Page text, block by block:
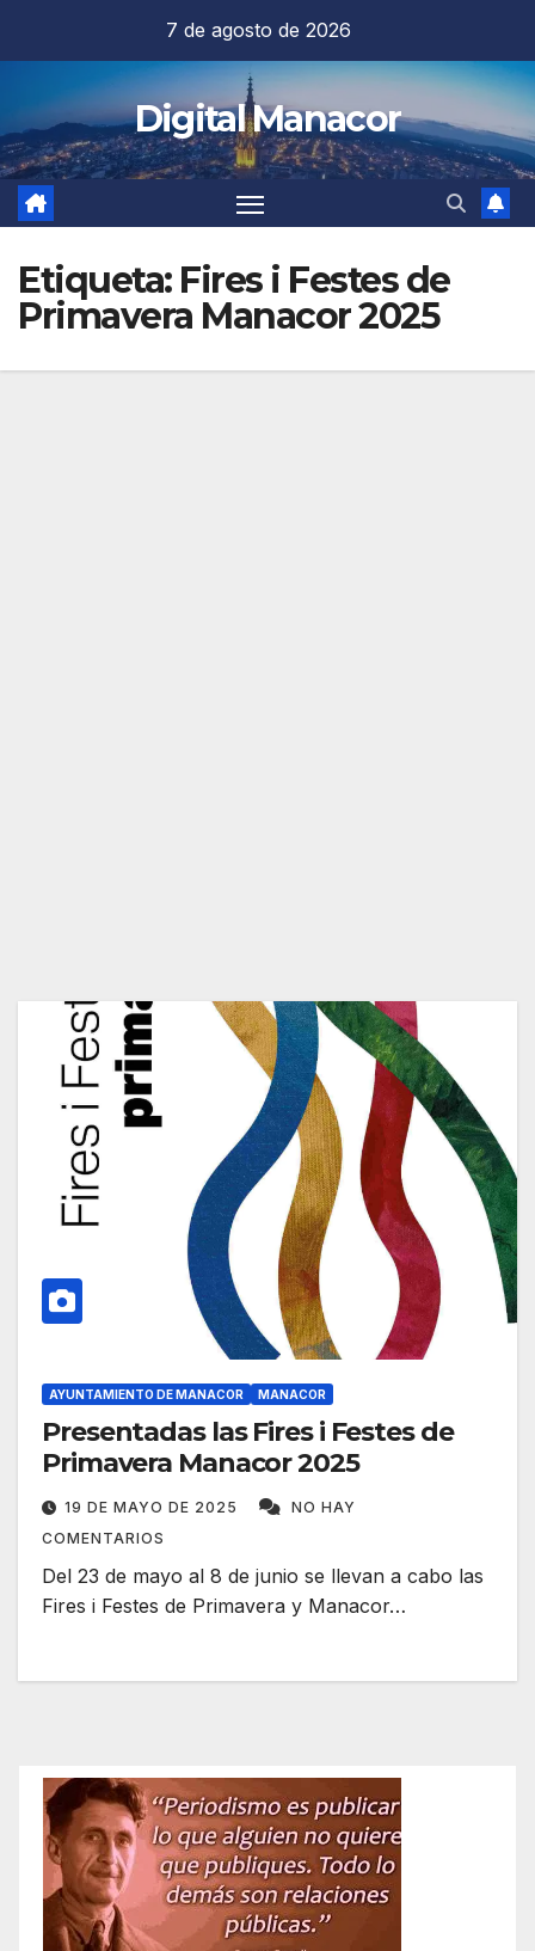
contenido
7 de agosto de 2026
Digital Manacor
Etiqueta: Fires i Festes de
Primavera Manacor 2025
AYUNTAMIENTO DE MANACOR MANACOR
Presentadas las Fires i Festes de
Primavera Manacor 2025
19 DE MAYO DE 2025
NO HAY
COMENTARIOS
Del 23 de mayo al 8 de junio se llevan a cabo las
Fires i Festes de Primavera y Manacor…